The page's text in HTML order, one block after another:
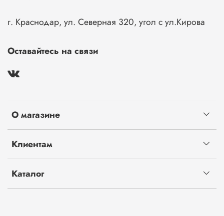
О магазине
Клиентам
Каталог
г. Краснодар, ул. Северная 320, угол с ул.Кирова
Оставайтесь на связи